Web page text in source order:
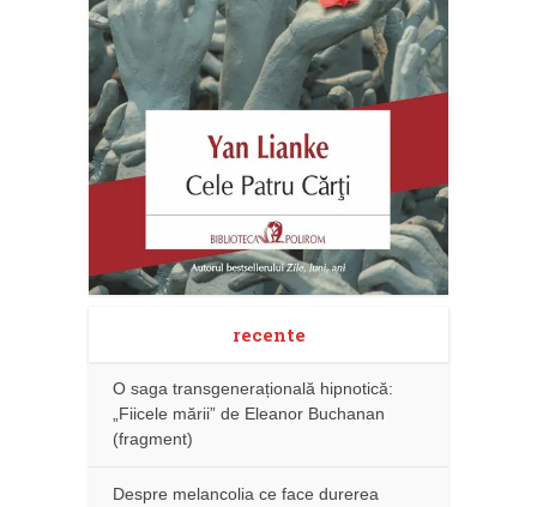
recente
O saga transgenerațională hipnotică:
„Fiicele mării” de Eleanor Buchanan
(fragment)
Despre melancolia ce face durerea